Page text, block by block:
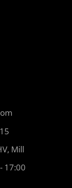
Mill
17:00